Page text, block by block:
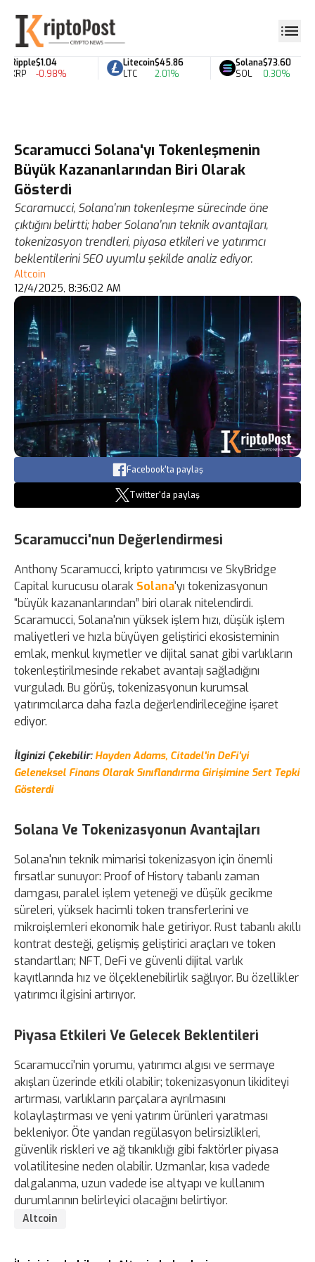
Ripple
XRP
$1.04
-0.98%
Litecoin
LTC
$45.86
2.01%
Solana
SOL
$73.60
0.30%
Scaramucci Solana'yı Tokenleşmenin
Büyük Kazananlarından Biri Olarak
Gösterdi
Scaramucci, Solana'nın tokenleşme sürecinde öne
çıktığını belirtti; haber Solana'nın teknik avantajları,
tokenizasyon trendleri, piyasa etkileri ve yatırımcı
beklentilerini SEO uyumlu şekilde analiz ediyor.
Altcoin
12/4/2025, 8:36:02 AM
Facebook'ta paylaş
Twitter'da paylaş
Scaramucci'nun Değerlendirmesi
Anthony Scaramucci, kripto yatırımcısı ve SkyBridge
Capital kurucusu olarak Solana'yı tokenizasyonun
“büyük kazananlarından” biri olarak nitelendirdi.
Scaramucci, Solana'nın yüksek işlem hızı, düşük işlem
maliyetleri ve hızla büyüyen geliştirici ekosisteminin
emlak, menkul kıymetler ve dijital sanat gibi varlıkların
tokenleştirilmesinde rekabet avantajı sağladığını
vurguladı. Bu görüş, tokenizasyonun kurumsal
yatırımcılarca daha fazla değerlendirileceğine işaret
ediyor.
İlginizi Çekebilir: Hayden Adams, Citadel'in DeFi'yi
Geleneksel Finans Olarak Sınıflandırma Girişimine Sert Tepki
Gösterdi
Solana Ve Tokenizasyonun Avantajları
Solana'nın teknik mimarisi tokenizasyon için önemli
fırsatlar sunuyor: Proof of History tabanlı zaman
damgası, paralel işlem yeteneği ve düşük gecikme
süreleri, yüksek hacimli token transferlerini ve
mikroişlemleri ekonomik hale getiriyor. Rust tabanlı akıllı
kontrat desteği, gelişmiş geliştirici araçları ve token
standartları; NFT, DeFi ve güvenli dijital varlık
kayıtlarında hız ve ölçeklenebilirlik sağlıyor. Bu özellikler
yatırımcı ilgisini artırıyor.
Piyasa Etkileri Ve Gelecek Beklentileri
Scaramucci'nin yorumu, yatırımcı algısı ve sermaye
akışları üzerinde etkili olabilir; tokenizasyonun likiditeyi
artırması, varlıkların parçalara ayrılmasını
kolaylaştırması ve yeni yatırım ürünleri yaratması
bekleniyor. Öte yandan regülasyon belirsizlikleri,
güvenlik riskleri ve ağ tıkanıklığı gibi faktörler piyasa
volatilitesine neden olabilir. Uzmanlar, kısa vadede
dalgalanma, uzun vadede ise altyapı ve kullanım
durumlarının belirleyici olacağını belirtiyor.
Altcoin